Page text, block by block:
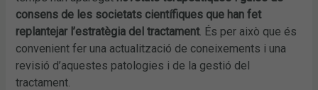
consens de les societats científiques que han fet
replantejar l’estratègia del tractament. És per això que és
convenient fer una actualització de coneixements i una
revisió d’aquestes patologies i de la gestió del
tractament.